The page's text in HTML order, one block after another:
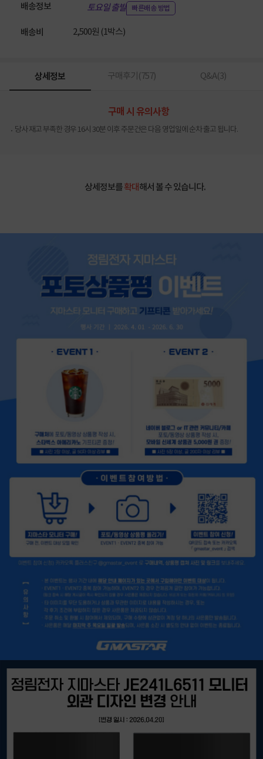
배송정보 토요일 출발 빠른배송 방법
배송비 2,500원 (1박스)
상세정보 구매후기(757) Q&A(3)
구매 시 유의사항
당사 재고 부족한 경우 16시 30분 이후 주문건은 다음 영업일에 순차 출고 됩니다.
상세정보를확대해서 볼 수 있습니다.